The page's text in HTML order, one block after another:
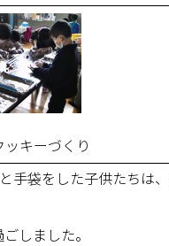
キーづくり
手袋をした子供たちは
しました。